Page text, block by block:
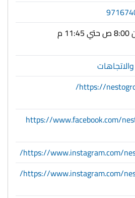
م
https://
https://www.facebook.com/
https://www.instagram.com/
https://www.instagram.com/